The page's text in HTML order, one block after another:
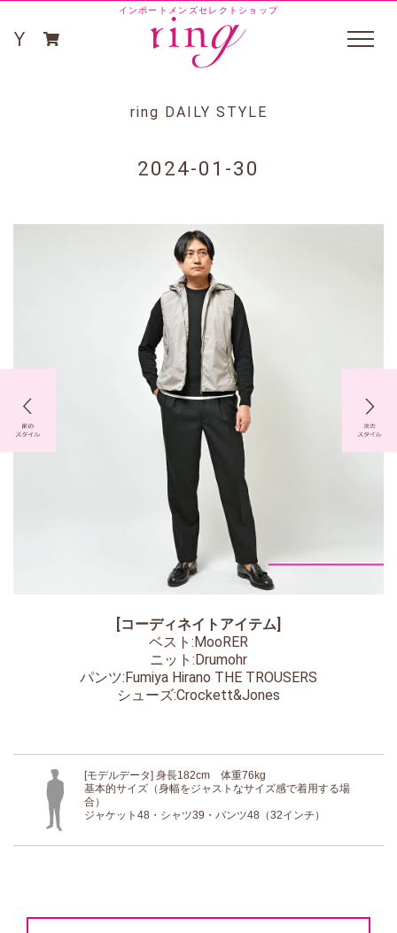
インポートメンズセレクトショップ
ring DAILY STYLE
2024-01-30
[コーディネイトアイテム]
ベスト:MooRER
ニット:Drumohr
パンツ:Fumiya Hirano THE TROUSERS
シューズ:Crockett&Jones
[モデルデータ] 身長182cm 体重76kg
基本的サイズ（身幅をジャストなサイズ感で着用する場
合）
ジャケット48・シャツ39・パンツ48（32インチ）